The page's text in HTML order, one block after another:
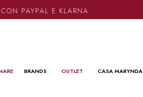
PAYPAL E KLARNA
BRANDS OUTLET CASA MARYNDA